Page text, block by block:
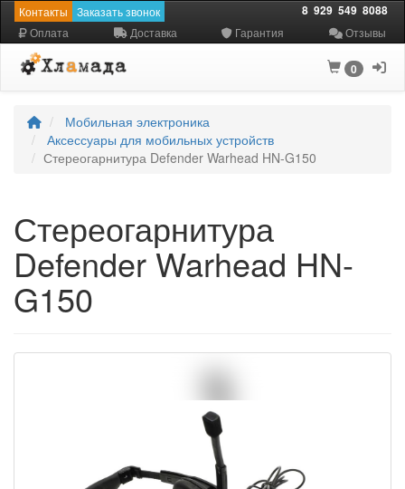
Контакты Заказать звонок 8 929 549 8088
Оплата Доставка Гарантия Отзывы
0
Мобильная электроника
Аксессуары для мобильных устройств
Стереогарнитура Defender Warhead HN-G150
Стереогарнитура
Defender Warhead HN-
G150